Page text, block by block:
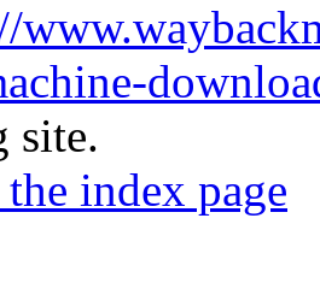
site.
index page